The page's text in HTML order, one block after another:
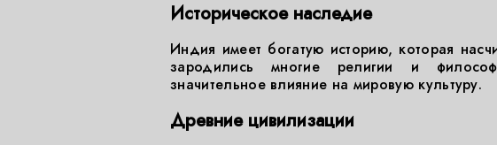
Историческое наследие
Индия имеет богатую историю, которая
зародились многие религии и
значительное влияние на мировую культуру.
Древние цивилизации